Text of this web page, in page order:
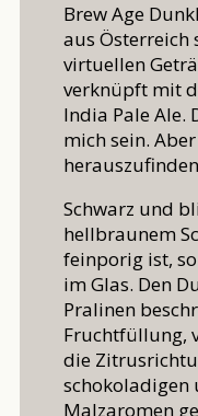
Brew Age
aus Österreich
virtuellen
verknüpft mit
India Pale Ale.
mich sein.
Schwarz und
hellbraunem
feinporig ist,
im Glas. Den
Pralinen
Fruchtfüllung,
die
schokoladigen
Malzaromen